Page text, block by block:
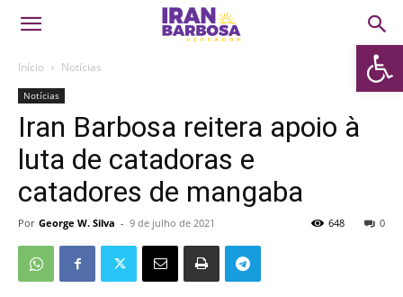
Abrir
Início Notícias
Notícias
Iran Barbosa reitera apoio à
luta de catadoras e
catadores de mangaba
Por George W. Silva - 9 de julho de 2021 0
648